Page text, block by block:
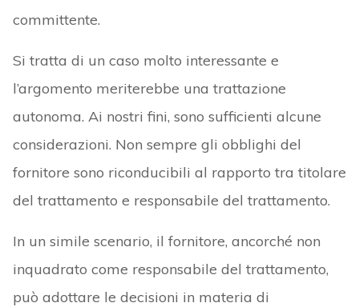
committente.
Si tratta di un caso molto interessante e
l’argomento meriterebbe una trattazione
autonoma. Ai nostri fini, sono sufficienti alcune
considerazioni. Non sempre gli obblighi del
fornitore sono riconducibili al rapporto tra titolare
del trattamento e responsabile del trattamento.
In un simile scenario, il fornitore, ancorché non
inquadrato come responsabile del trattamento,
può adottare le decisioni in materia di